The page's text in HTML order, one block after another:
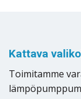
Kattava
Toimitamme